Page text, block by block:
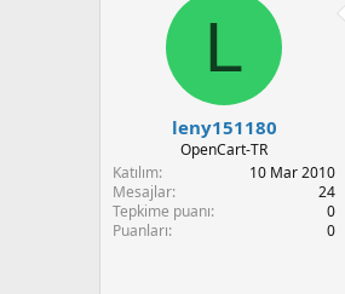
L
leny151180
OpenCart-TR
Katılım
10 Mar 2010
Mesajlar
24
Tepkime puanı
0
Puanları
0